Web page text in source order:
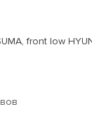
SONATA 10-14